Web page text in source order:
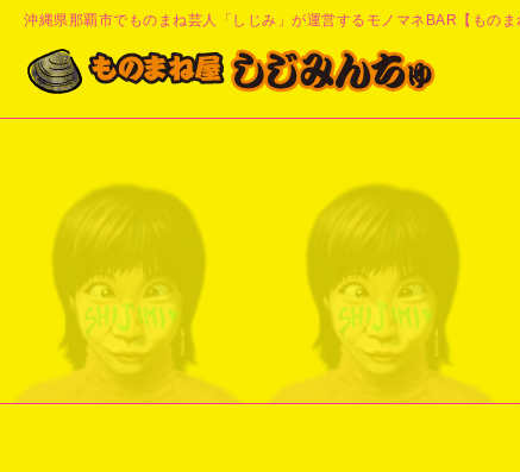
沖縄県那覇市でものまね芸人「しじみ」が運営するモノマネBAR【ものま